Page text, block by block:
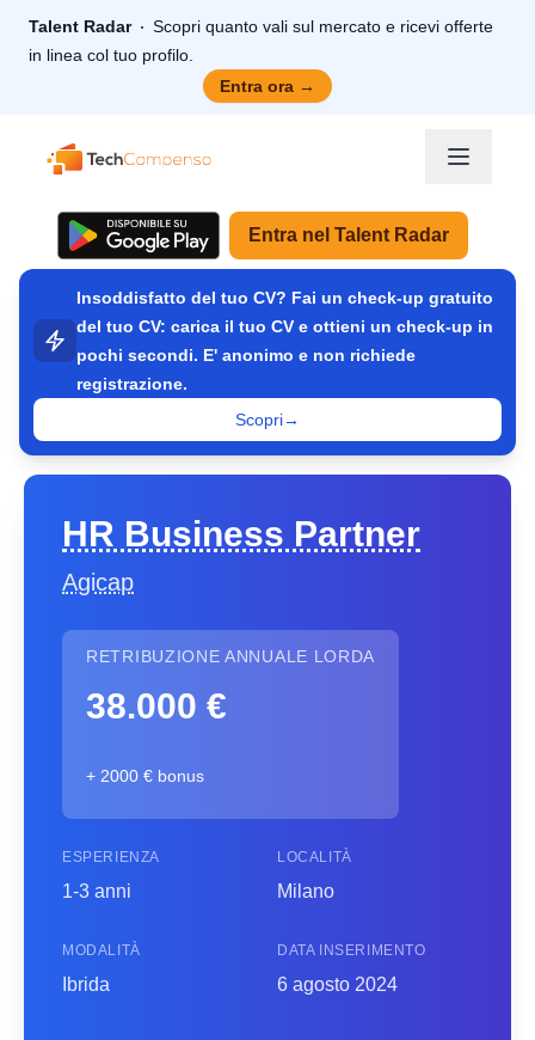
Talent Radar
Scopri quanto vali sul mercato e ricevi offerte
in linea col tuo profilo.
Entra ora →
TechCompenso
Entra nel Talent Radar
Insoddisfatto del tuo CV? Fai un check-up gratuito
del tuo CV: carica il tuo CV e ottieni un check-up in
pochi secondi. E' anonimo e non richiede
registrazione.
Scopri→
HR Business Partner
Agicap
RETRIBUZIONE ANNUALE LORDA
38.000 €
+ 2000 € bonus
ESPERIENZA
1-3 anni
LOCALITÀ
Milano
MODALITÀ
Ibrida
DATA INSERIMENTO
6 agosto 2024